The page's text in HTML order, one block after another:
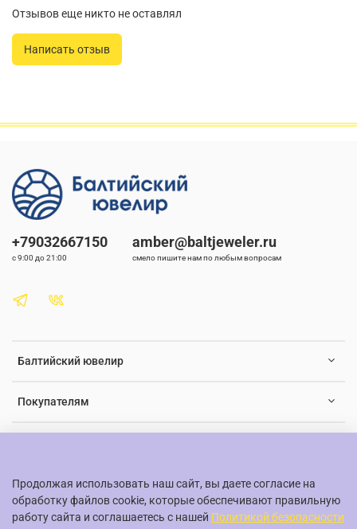
так и для девочек. Яркое кольцо из янтаря подчеркивает
индивидуальность и вкус своей обладательницы.
Кольцо с янтарем натуральным не только привлекает
внимание, но и обладает особой энергетикой, которая может
кольцо из янтаря натурального в свою коллекцию украшений и
наслаждайтесь его красотой каждый день.
Отзывов еще никто не оставлял
Написать отзыв
Балтийский ювелир
Покупателям
+79032667150
с 9:00 до 21:00
amber@baltjeweler.ru
смело пишите нам по любым вопросам
Продолжая использовать наш сайт, вы даете согласие на
обработку файлов cookie, которые обеспечивают правильную
работу сайта и соглашаетесь с нашей Политикой безопасности